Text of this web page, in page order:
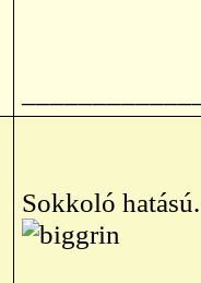
Sokkoló